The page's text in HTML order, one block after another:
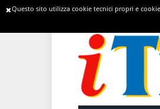
TRENDING
Questo sito utilizza cookie tecnici propri e